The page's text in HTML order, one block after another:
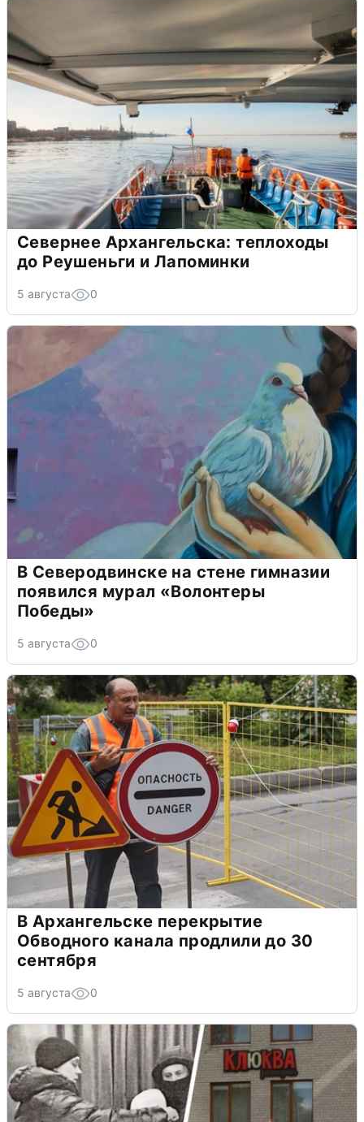
Севернее Архангельска: теплоходы
до Реушеньги и Лапоминки
5 августа 0
В Северодвинске на стене гимназии
появился мурал «Волонтеры
Победы»
5 августа 0
В Архангельске перекрытие
Обводного канала продлили до 30
сентября
5 августа 0